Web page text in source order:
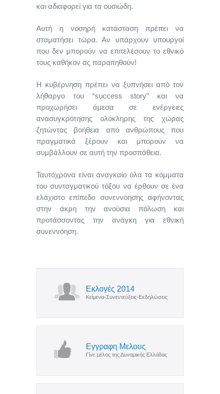
και αδιαφορεί για τα ουσιώδη.
Αυτή η νοσηρή κατάσταση πρέπει να
σταματήσει τώρα. Αν υπάρχουν υπουργοί
που δεν μπορούν να επιτελέσουν το εθνικό
τους καθήκον ας παραιτηθούν!
Η κυβέρνηση πρέπει να ξυπνήσει από τον
λήθαργο του “success story” και να
προχωρήσει άμεσα σε ενέργειες
ανασυγκρότησης ολόκληρης της χώρας
ζητώντας βοήθεια από ανθρώπους που
πραγματικά ξέρουν και μπορούν να
συμβάλλουν σε αυτή την προσπάθεια.
Ταυτόχρονα είναι αναγκαίο όλα τα κόμματα
του συνταγματικού τόξου να έρθουν σε ένα
ελάχιστο επίπεδο συνεννόησης αφήνοντας
στην άκρη την ανούσια πόλωση και
προτάσσοντας την ανάγκη για εθνική
συνεννόηση.
Εκλογές 2014
Κείμενα-Συνεντεύξεις-Εκδηλώσεις
Εγγραφη Μελους
Γίνε μέλος της Δυναμικής Ελλάδας